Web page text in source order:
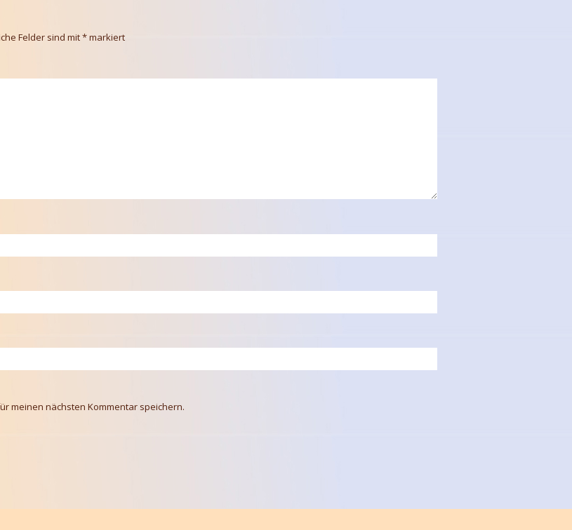
Felder sind mit*markiert
meinen nächsten Kommentar speichern.